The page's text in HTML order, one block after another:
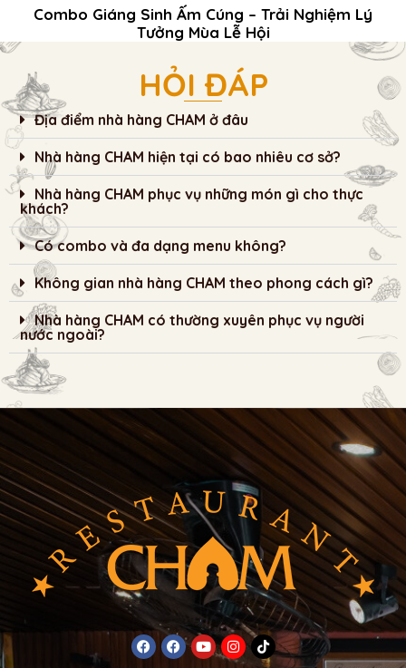
Combo Giáng Sinh Ấm Cúng – Trải Nghiệm Lý
Tưởng Mùa Lễ Hội
HỎI ĐÁP
Địa điểm nhà hàng CHAM ở đâu
Nhà hàng CHAM hiện tại có bao nhiêu cơ sở?
Nhà hàng CHAM phục vụ những món gì cho thực
khách?
Có combo và đa dạng menu không?
Không gian nhà hàng CHAM theo phong cách gì?
Nhà hàng CHAM có thường xuyên phục vụ người
nước ngoài?